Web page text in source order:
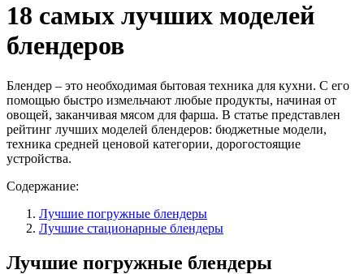
18 самых лучших моделей
блендеров
Блендер – это необходимая бытовая техника для кухни. С его
помощью быстро измельчают любые продукты, начиная от
овощей, заканчивая мясом для фарша. В статье представлен
рейтинг лучших моделей блендеров: бюджетные модели,
техника средней ценовой категории, дорогостоящие
устройства.
Содержание:
Лучшие погружные блендеры
Лучшие стационарные блендеры
Лучшие погружные блендеры